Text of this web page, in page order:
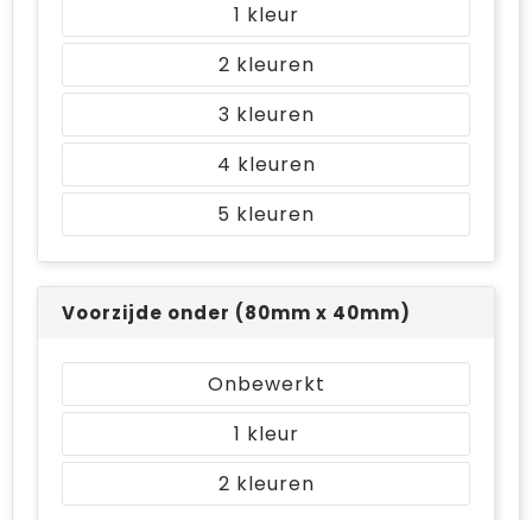
1
2
3
4
5
Voorzijde onder (80mm x 40mm)
Onbewerkt
1
2